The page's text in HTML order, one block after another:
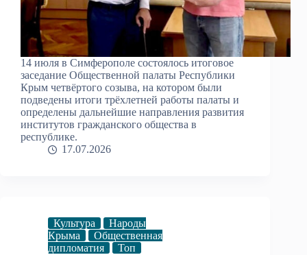
14 июля в Симферополе состоялось итоговое
заседание Общественной палаты Республики
Крым четвёртого созыва, на котором были
подведены итоги трёхлетней работы палаты и
определены дальнейшие направления развития
институтов гражданского общества в
республике.
17.07.2026
Культура
Народы
Крыма
Общественная
дипломатия
Топ